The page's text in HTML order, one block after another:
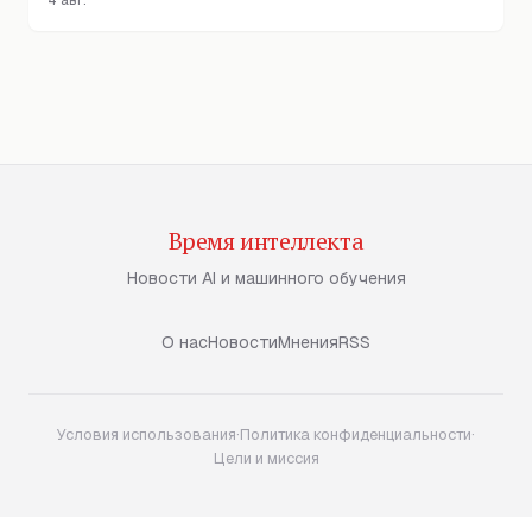
Время интеллекта
Новости AI и машинного обучения
О насНовостиМненияRSS
Условия использования·Политика конфиденциальности·
Цели и миссия